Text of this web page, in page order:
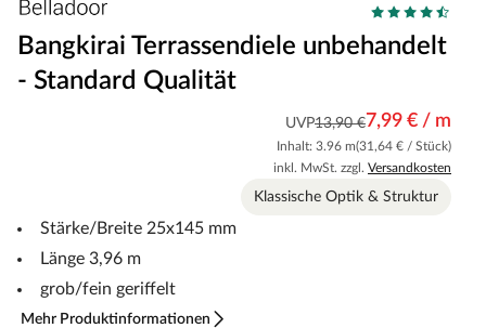
Bangkirai Terrassendiele unbehandelt
- Standard Qualität
UVP13,90 €7,99 € / m
Inhalt: 3.96 m(31,64 € / Stück)
inkl. MwSt. zzgl. Versandkosten
Klassische Optik & Struktur
Stärke/Breite 25x145 mm
Länge 3,96 m
grob/fein geriffelt
Mehr Produktinformationen